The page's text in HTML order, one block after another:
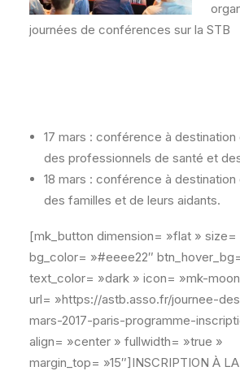
journées de conférences sur la STB
17 mars : conférence à
des professionnels de santé et
18 mars : conférence à destination
des familles et de leurs aidants.
[mk_button dimension= »flat » size=
bg_color= »#eeee22″
text_color= »dark » icon= »mk-
url= »https://astb.asso.fr/journee-
mars-2017-paris-programme-
align= »center » fullwidth= »true »
margin_top= »15″]INSCRIPTION À